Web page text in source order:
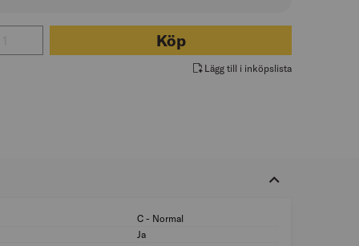
VARSELBYXA STRETCH 2706 PLU VARSELGUL/MARINBLÅ
Köp
Lägg till i inköpslista
C - Normal
Ja